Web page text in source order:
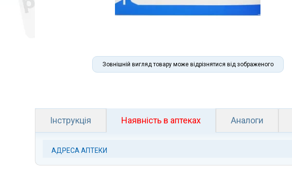
Зовнішній вигляд товару може відрізнятися від зображеного
Інструкція Наявність в аптеках Аналоги
АДРЕСА АПТЕКИ